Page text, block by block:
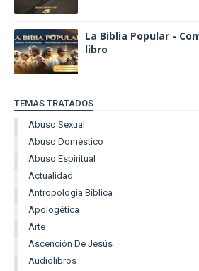
La Biblia Popular -
libro
TEMAS TRATADOS
Abuso Sexual
Abuso Doméstico
Abuso Espiritual
Actualidad
Antropología Bíblica
Apologética
Arte
Ascención De Jesús
Audiolibros